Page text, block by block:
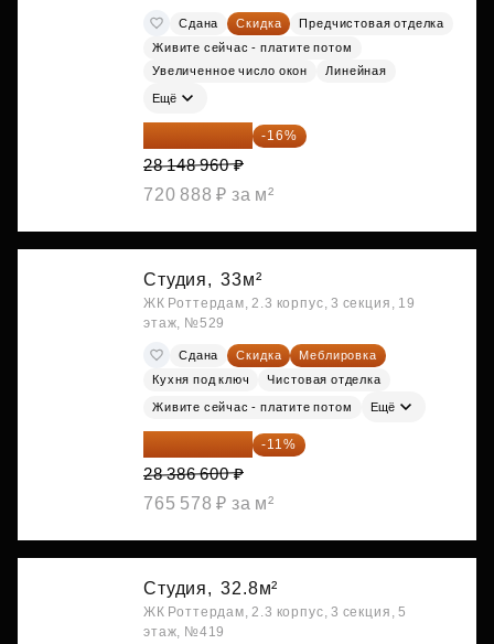
Сдана Скидка
Предчистовая отделка
Живите сейчас - платите потом
Увеличенное число окон
Линейная
Ещё
23 645 126 ₽ -16%
28 148 960 ₽
720 888 ₽ за м²
Студия, 33м²
ЖК Роттердам, 2.3 корпус, 3 секция, 19
этаж, №529
Сдана Скидка
Меблировка
Кухня под ключ
Чистовая отделка
Живите сейчас - платите потом Ещё
25 264 074 ₽ -11%
28 386 600 ₽
765 578 ₽ за м²
Студия, 32.8м²
ЖК Роттердам, 2.3 корпус, 3 секция, 5
этаж, №419